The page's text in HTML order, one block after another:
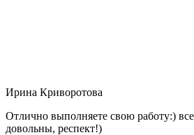
Ирина Криворотова
Отлично выполняете свою работу:)
довольны, респект!)